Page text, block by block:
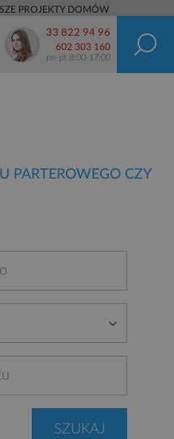
PROJEKTY DOMÓW
33 822 94 96
602 303 160
pn-pt 8:00-17:00
PARTEROWEGO CZY